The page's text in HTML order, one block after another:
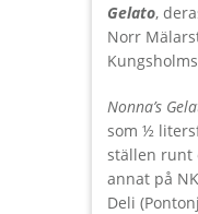
Gelato,
Norr
Nonna’s
som ½
ställen runt
annat på
Deli